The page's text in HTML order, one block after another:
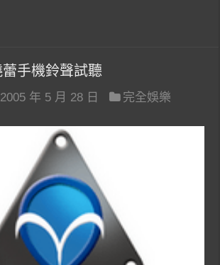
手機鈴聲試聽
2005 年 5 月 28 日
完全娛樂